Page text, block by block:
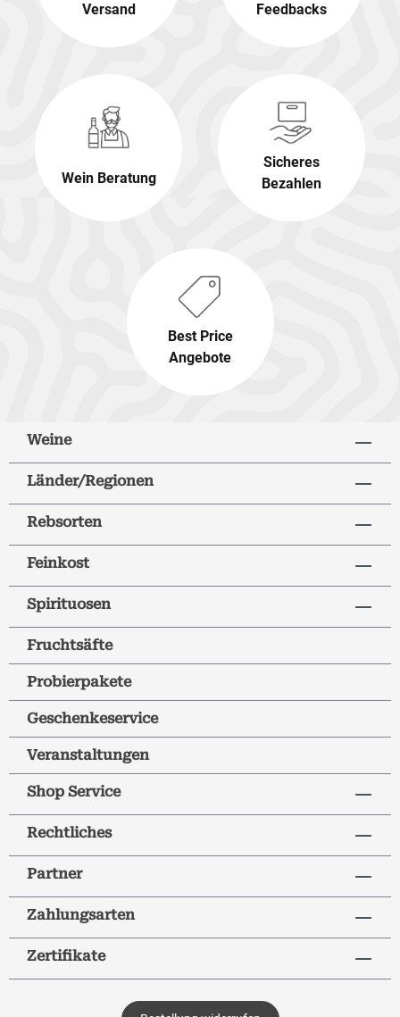
Versand
Feedbacks
Wein Beratung
Sicheres
Bezahlen
Best Price
Angebote
Weine
Länder/Regionen
Rebsorten
Feinkost
Spirituosen
Fruchtsäfte
Probierpakete
Geschenkeservice
Veranstaltungen
Shop Service
Rechtliches
Partner
Zahlungsarten
Zertifikate